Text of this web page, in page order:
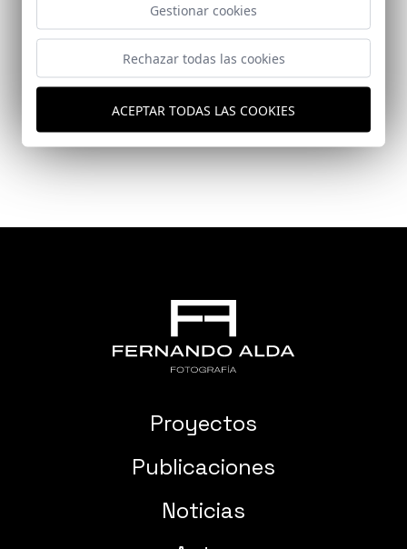
Centro de Regulación y Control Ferroviario AVE en
Albacete
Proyectos
Publicaciones
Noticias
Gestionar cookies
Rechazar todas las cookies
ACEPTAR TODAS LAS COOKIES